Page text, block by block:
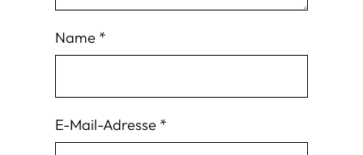
Name *
E-Mail-Adresse *